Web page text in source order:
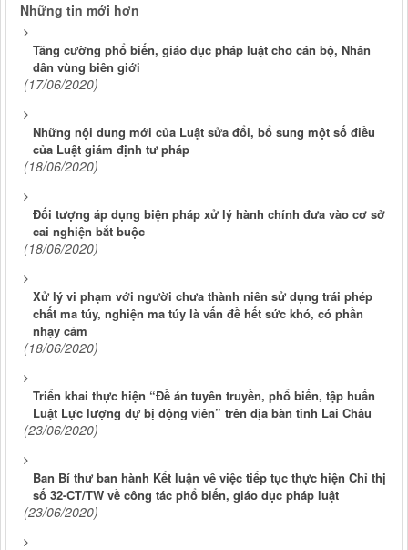
Những tin mới hơn
Tăng cường phổ biến, giáo dục pháp luật cho cán bộ, Nhân
dân vùng biên giới
(17/06/2020)
Những nội dung mới của Luật sửa đổi, bổ sung một số điều
của Luật giám định tư pháp
(18/06/2020)
Đối tượng áp dụng biện pháp xử lý hành chính đưa vào cơ sở
cai nghiện bắt buộc
(18/06/2020)
Xử lý vi phạm với người chưa thành niên sử dụng trái phép
chất ma túy, nghiện ma túy là vấn đề hết sức khó, có phần
nhạy cảm
(18/06/2020)
Triển khai thực hiện “Đề án tuyên truyền, phổ biến, tập huấn
Luật Lực lượng dự bị động viên” trên địa bàn tỉnh Lai Châu
(23/06/2020)
Ban Bí thư ban hành Kết luận về việc tiếp tục thực hiện Chỉ thị
số 32-CT/TW về công tác phổ biến, giáo dục pháp luật
(23/06/2020)